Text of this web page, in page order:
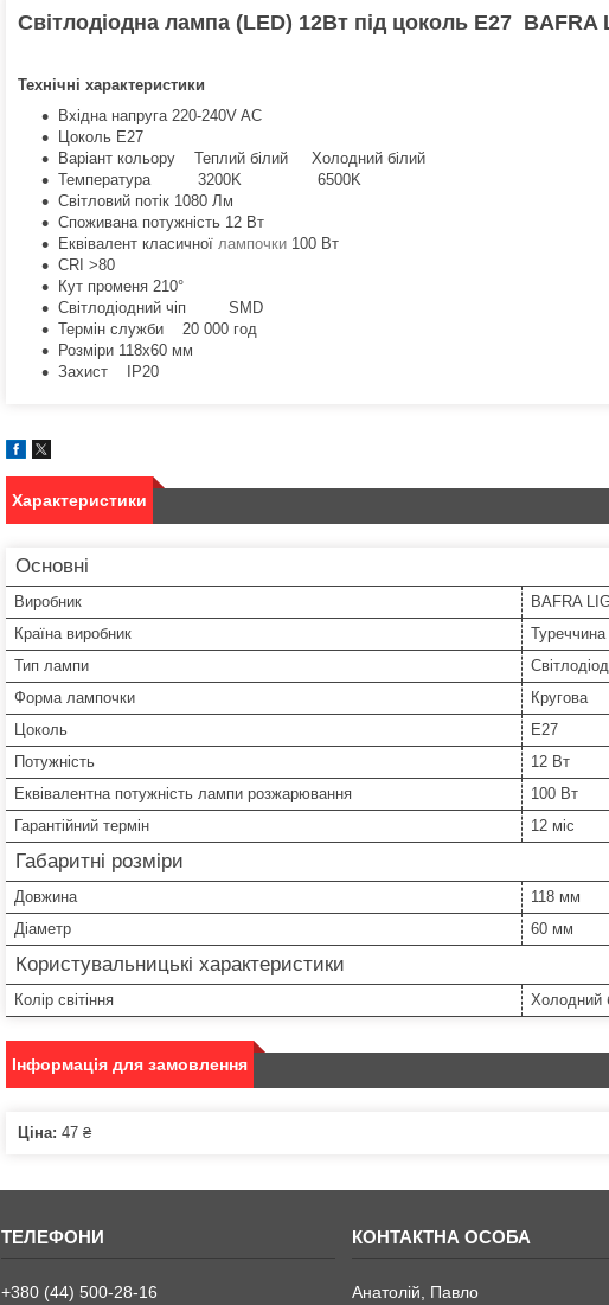
Світлодіодна лампа (LED) 12Вт під цоколь Е27
Технічні характеристики
Вхідна напруга 220-240V AC
Цоколь E27
Варіант кольору Теплий білий Холодний білий
Температура 3200K 6500K
Світловий потік 1080 Лм
Споживана потужність 12 Вт
Еквівалент класичної лампочки 100 Вт
CRI >80
Кут променя 210°
Світлодіодний чіп SMD
Термін служби 20 000 год
Розміри 118х60 мм
Захист IP20
Характеристики
Основні
Виробник
BAFRA
Країна виробник
Туреччина
Тип лампи
Форма лампочки
Кругова
Цоколь
E27
Потужність
12 Вт
Еквівалентна потужність лампи розжарювання
100 Вт
Гарантійний термін
12 міс
Габаритні розміри
Довжина
118 мм
Діаметр
60 мм
Користувальницькі характеристики
Колір світіння Холодний
Інформація для замовлення
Ціна: 47 ₴
+380 (44) 500-28-16 Анатолій, Павло